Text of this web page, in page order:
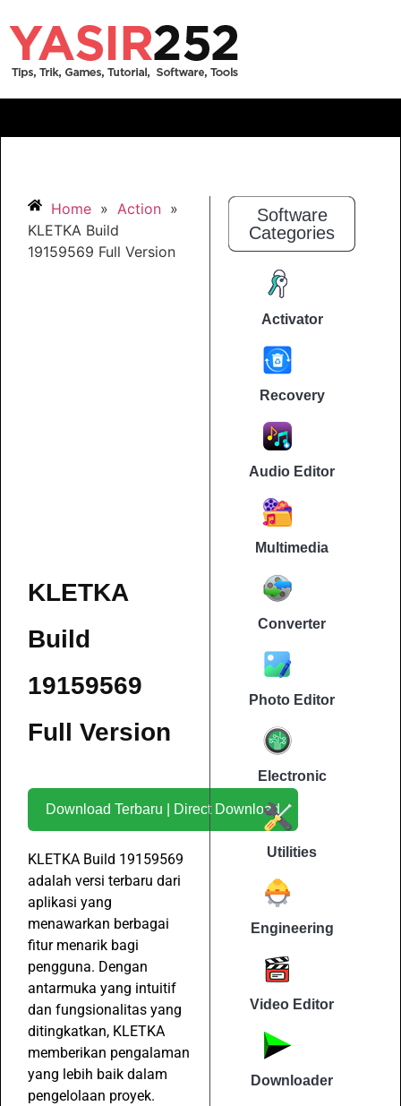
Home » Action »
KLETKA Build
19159569 Full Version
KLETKA
Build
19159569
Full Version
Download Terbaru | Direct Download
KLETKA Build 19159569
adalah versi terbaru dari
aplikasi yang
menawarkan berbagai
fitur menarik bagi
pengguna. Dengan
antarmuka yang intuitif
dan fungsionalitas yang
ditingkatkan, KLETKA
memberikan pengalaman
yang lebih baik dalam
pengelolaan proyek.
Software
Categories
Activator
Recovery
Audio Editor
Multimedia
Converter
Photo Editor
Electronic
Utilities
Engineering
Video Editor
Downloader